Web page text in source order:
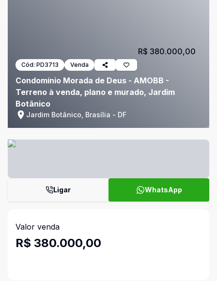
Cód: PD3713 Venda
Condomínio Morada de Deus - AMOBB -
Terreno à venda, plano e murado, Jardim
Botânico
Jardim Botânico, Brasília - DF
R$ 380.000,00
Ligar WhatsApp
Valor venda
R$ 380.000,00